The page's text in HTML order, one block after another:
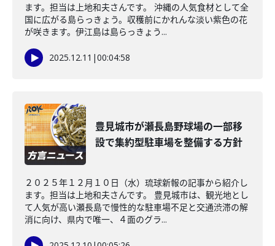
ます。担当は上地和夫さんです。 沖縄の人気食材として全
国に広がる島らっきょう。収穫前にかれんな淡い紫色の花
が咲きます。伊江島は島らっきょう...
2025.12.11 |00:04:58
豊見城市が瀬長島野球場の一部移
設で集約型駐車場を整備する方針
２０２５年１２月１０日（水）琉球新報の記事から紹介し
ます。担当は上地和夫さんです。 豊見城市は、観光地とし
て人気が高い瀬長島で慢性的な駐車場不足と交通渋滞の解
消に向け、県内で唯一、４面のグラ...